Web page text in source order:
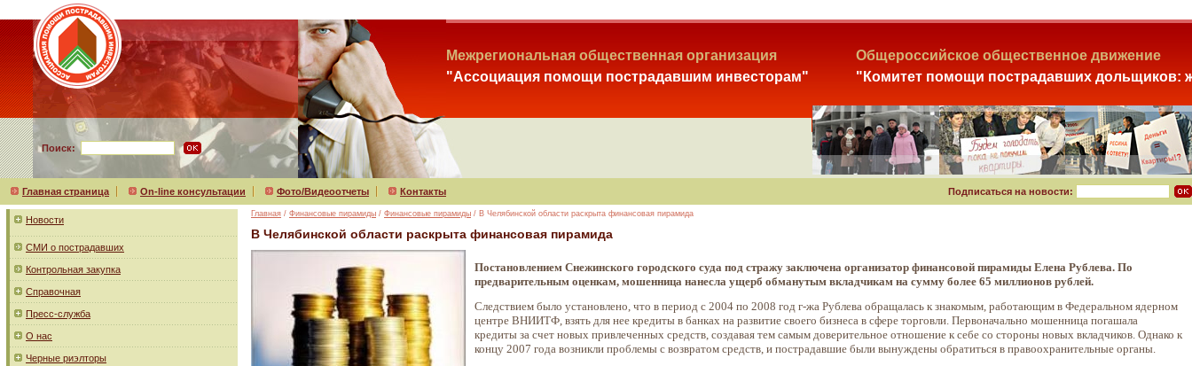
Межрегиональная общественная организация
"Ассоциация помощи пострадавшим инвесторам"
Общероссийское общественное движение
"Комитет помощи пострадавших дольщиков:
Поиск:
Главная страница On-line консультации Фото/Видеоотчеты Контакты Подписаться на новости:
Новости
СМИ о пострадавших
Контрольная закупка
Справочная
Пресс-служба
О нас
Черные риэлторы
Главная / Финансовые пирамиды / Финансовые пирамиды / В Челябинской области раскрыта финансовая пирамида
В Челябинской области раскрыта финансовая пирамида
Постановлением Снежинского городского суда под стражу заключена организатор финансовой пирамиды Елена Рублева. По
предварительным оценкам, мошенница нанесла ущерб обманутым вкладчикам на сумму более 65 миллионов рублей.
Следствием было установлено, что в период с 2004 по 2008 год г-жа Рублева обращалась к знакомым, работающим в Федеральном ядерном
центре ВНИИТФ, взять для нее кредиты в банках на развитие своего бизнеса в сфере торговли. Первоначально мошенница погашала
кредиты за счет новых привлеченных средств, создавая тем самым доверительное отношение к себе со стороны новых вкладчиков. Однако к
концу 2007 года возникли проблемы с возвратом средств, и пострадавшие были вынуждены обратиться в правоохранительные органы.